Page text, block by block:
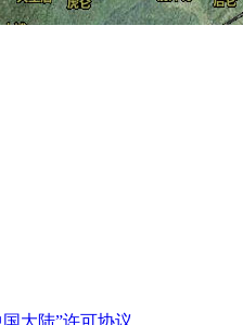
大陆”许可协议